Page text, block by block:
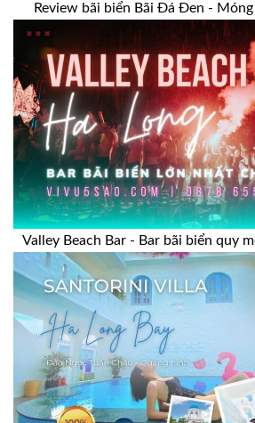
Review bãi biển Bãi Đá Đen -
Valley Beach Bar - Bar bãi biển quy